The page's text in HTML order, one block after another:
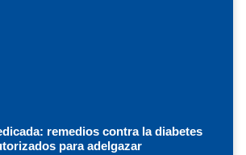
remedios contra la diabetes
para adelgazar